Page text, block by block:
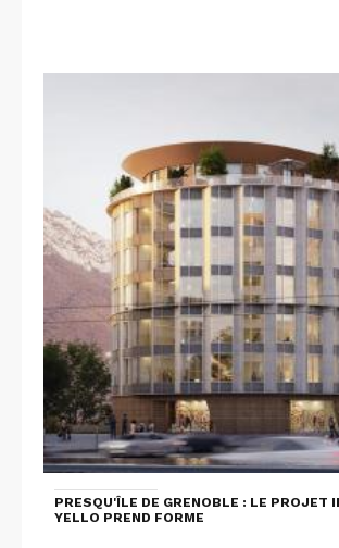
PRESQU'ÎLE DE GRENOBLE : LE PROJET
YELLO PREND FORME